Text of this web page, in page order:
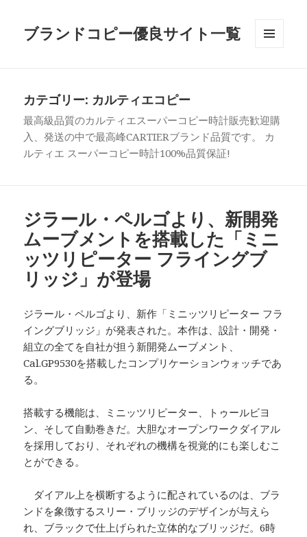
ブランドコピー優良サイト一覧
カテゴリー: カルティエコピー
最高級品質のカルティエスーパーコピー時計販売歓迎購
入、発送の中で最高峰CARTIERブランド品質です。 カ
ルティエ スーパーコピー時計100%品質保証!
ジラール・ペルゴより、新開発
ムーブメントを搭載した「ミニ
ッツリピーター フライングブ
リッジ」が登場
ジラール・ペルゴより、新作「ミニッツリピーター フラ
イングブリッジ」が発表された。本作は、設計・開発・
組立の全てを自社が担う新開発ムーブメント、
Cal.GP9530を搭載したコンプリケーションウォッチであ
る。
搭載する機能は、ミニッツリピーター、トゥールビヨ
ン、そして自動巻きだ。大胆なオープンワークダイアル
を採用しており、それぞれの機構を視覚的にも楽しむこ
とができる。
ダイアル上を横断するように配されているのは、ブラ
ンドを象徴するスリー・ブリッジのデザインが与えら
れ、ブラックで仕上げられた立体的なブリッジだ。6時